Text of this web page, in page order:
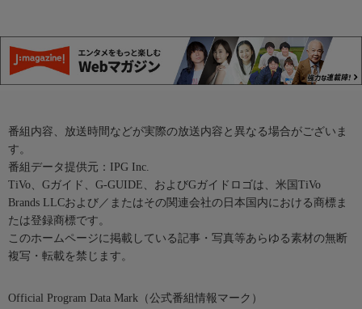
番組内容、放送時間などが実際の放送内容と異なる場合がございま
す。
番組データ提供元：IPG Inc.
TiVo、Gガイド、G-GUIDE、およびGガイドロゴは、米国TiVo
Brands LLCおよび／またはその関連会社の日本国内における商標ま
たは登録商標です。
このホームページに掲載している記事・写真等あらゆる素材の無断
複写・転載を禁じます。
Official Program Data Mark（公式番組情報マーク）